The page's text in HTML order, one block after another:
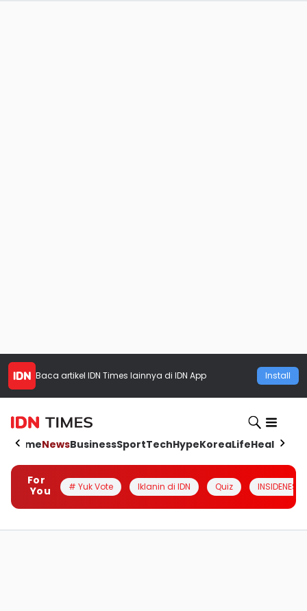
Baca artikel IDN Times lainnya di IDN App Install
HomeNewsBusinessSportTechHypeKoreaLifeHealth
For
You
# Yuk Vote Iklanin di IDN Quiz INSIDENESIA